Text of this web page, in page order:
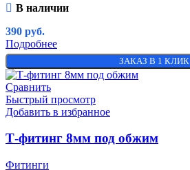
В наличии
390 руб.
Подробнее
ЗАКАЗ В 1 КЛИК
Сравнить
Быстрый просмотр
Добавить в избранное
Т-фитинг 8мм под обжим
Фитинги